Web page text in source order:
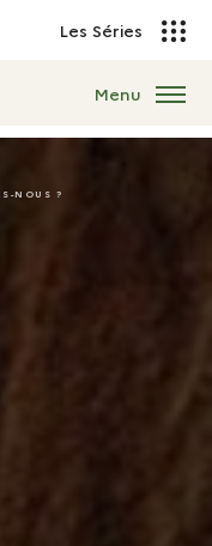
Les Séries
Menu
NOUS ?